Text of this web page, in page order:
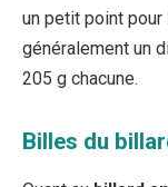
un petit point
généralement un
205 g chacune.
Billes du